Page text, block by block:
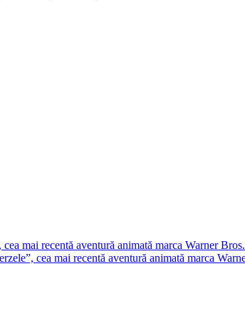
mai recentă aventură animată marca Warner
cea mai recentă aventură animată marca